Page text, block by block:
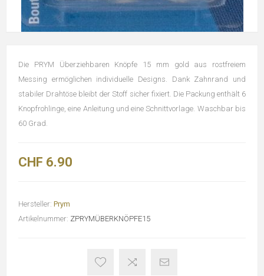
Die PRYM Überziehbaren Knöpfe 15 mm gold aus rostfreiem
Messing ermöglichen individuelle Designs. Dank Zahnrand und
stabiler Drahtöse bleibt der Stoff sicher fixiert. Die Packung enthält 6
Knopfrohlinge, eine Anleitung und eine Schnittvorlage. Waschbar bis
60 Grad.
CHF 6.90
Hersteller: Prym
Artikelnummer: ZPRYMÜBERKNÖPFE15